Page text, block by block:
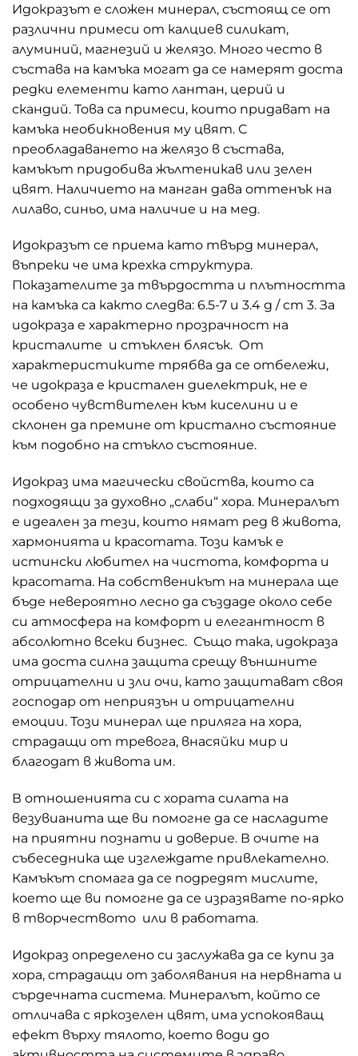
Идокразът е сложен минерал, състоящ се от
различни примеси от калциев силикат,
алуминий, магнезий и желязо. Много често в
състава на камъка могат да се намерят доста
редки елементи като лантан, церий и
скандий. Това са примеси, които придават на
камъка необикновения му цвят. С
преобладаването на желязо в състава,
камъкът придобива жълтеникав или зелен
цвят. Наличието на манган дава оттенък на
лилаво, синьо, има наличие и на мед.
Идокразът се приема като твърд минерал,
въпреки че има крехка структура.
Показателите за твърдостта и плътността
на камъка са както следва: 6.5-7 и 3.4 g / cm 3. За
идокраза е характерно прозрачност на
кристалите и стъклен блясък. От
характеристиките трябва да се отбележи,
че идокраза е кристален диелектрик, не е
особено чувствителен към киселини и е
склонен да премине от кристално състояние
към подобно на стъкло състояние.
Идокраз има магически свойства, които са
подходящи за духовно „слаби“ хора. Минералът
е идеален за тези, които нямат ред в живота,
хармонията и красотата. Този камък е
истински любител на чистота, комфорта и
красотата. На собственикът на минерала ще
бъде невероятно лесно да създаде около себе
си атмосфера на комфорт и елегантност в
абсолютно всеки бизнес. Също така, идокраза
има доста силна защита срещу външните
отрицателни и зли очи, като защитават своя
господар от неприязън и отрицателни
емоции. Този минерал ще приляга на хора,
страдащи от тревога, внасяйки мир и
благодат в живота им.
В отношенията си с хората силата на
везувианита ще ви помогне да се насладите
на приятни познати и доверие. В очите на
събеседника ще изглеждате привлекателно.
Камъкът спомага да се подредят мислите,
което ще ви помогне да се изразявате по-ярко
в творчеството или в работата.
Идокраз определено си заслужава да се купи за
хора, страдащи от заболявания на нервната и
сърдечната система. Минералът, който се
отличава с яркозелен цвят, има успокояващ
ефект върху тялото, което води до